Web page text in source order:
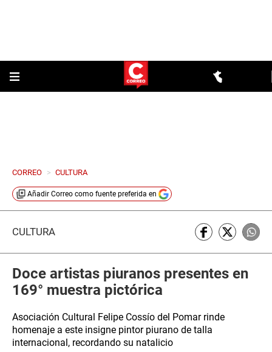
CORREO > CULTURA
Añadir Correo como fuente preferida en
CULTURA
Doce artistas piuranos presentes en
169° muestra pictórica
Asociación Cultural Felipe Cossío del Pomar rinde
homenaje a este insigne pintor piurano de talla
internacional, recordando su natalicio